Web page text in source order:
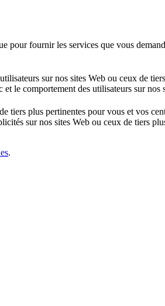
pour fournir les services que vous
sur nos sites Web ou ceux de tiers
le comportement des utilisateurs sur nos
tiers plus pertinentes pour vous et vos
sur nos sites Web ou ceux de tiers
.